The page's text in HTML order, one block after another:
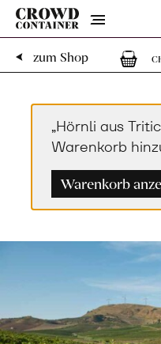
Menu
zum Shop
„Hörnli aus
Warenkorb
Warenkorb